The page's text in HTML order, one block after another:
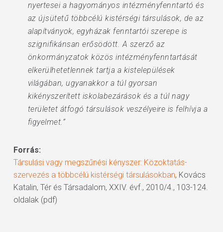
nyertesei a hagyományos intézményfenntartó és
az újsütetű többcélú kistérségi társulások, de az
alapítványok, egyházak fenntartói szerepe is
szignifikánsan erősödött. A szerző az
önkormányzatok közös intézményfenntartását
elkerülhetetlennek tartja a kistelepülések
világában, ugyanakkor a túl gyorsan
kikényszerített iskolabezárások és a túl nagy
területet átfogó társulások veszélyeire is felhívja a
figyelmet.”
Forrás:
Társulási vagy megszűnési kényszer: Közoktatás-
szervezés a többcélú kistérségi társulásokban, Kovács
Katalin, Tér és Társadalom, XXIV. évf., 2010/4., 103-124.
oldalak (pdf)